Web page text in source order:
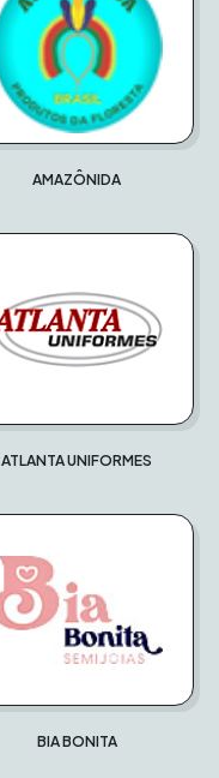
AMAZÔNIDA
ATLANTA UNIFORMES
BIA BONITA